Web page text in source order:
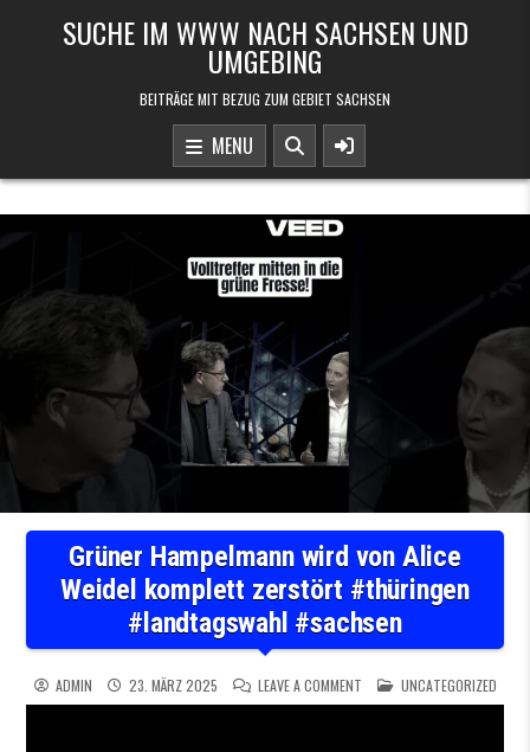
SUCHE IM WWW NACH SACHSEN UND
UMGEBING
BEITRÄGE MIT BEZUG ZUM GEBIET SACHSEN
MENU
Grüner Hampelmann wird von Alice
Weidel komplett zerstört #thüringen
#landtagswahl #sachsen
ADMIN 23. MÄRZ 2025 LEAVE A COMMENTON GRÜNER HAMPELMANN
POSTED IN
UNCATEGORIZED